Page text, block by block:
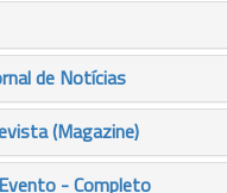
de Notícias
(Magazine)
- Completo